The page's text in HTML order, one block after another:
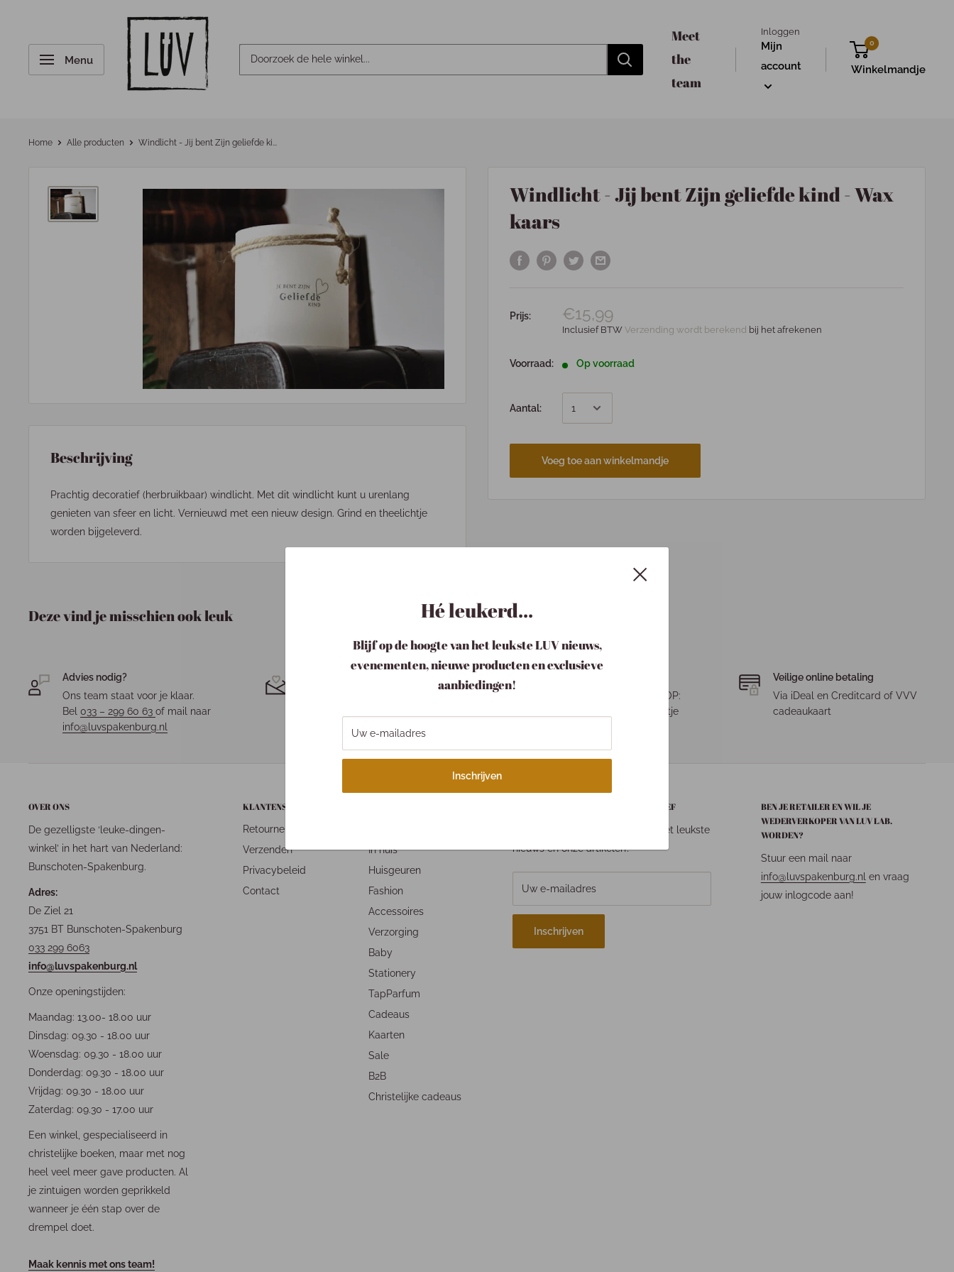
Hé leukerd...
Blijf op de hoogte van het leukste LUV nieuws,
evenementen, nieuwe producten en exclusieve
aanbiedingen!
Uw e-mailadres
Inschrijven
Menu
Meet
the
team
Inloggen
Mijn
account
0
Winkelmandje
Home Alle producten Windlicht - Jij bent Zijn geliefde ki...
Windlicht - Jij bent Zijn geliefde kind - Wax
kaars
Prijs: €15,99
Inclusief BTW Verzending wordt berekend bij het afrekenen
Voorraad: Op voorraad
Aantal:
Voeg toe aan winkelmandje
Beschrijving
Prachtig decoratief (herbruikbaar) windlicht. Met dit windlicht kunt u urenlang
genieten van sfeer en licht. Vernieuwd met een nieuw design. Grind en theelichtje
worden bijgeleverd.
Deze vind je misschien ook leuk
Advies nodig?
Ons team staat voor je klaar.
Bel 033 – 299 60 63 of mail naar
info@luvspakenburg.nl
Binnen 1-3 werkdagen. LET OP:
Wegens drukte kan je pakketje
Veilige online betaling
Via iDeal en Creditcard of VVV
cadeaukaart
OVER ONS
De gezelligste ‘leuke-dingen-
winkel’ in het hart van Nederland:
Bunschoten-Spakenburg.
Adres:
De Ziel 21
3751 BT Bunschoten-Spakenburg
033 299 6063
info@luvspakenburg.nl
Onze openingstijden:
Maandag: 13.00- 18.00 uur
Dinsdag: 09.30 - 18.00 uur
Woensdag: 09.30 - 18.00 uur
Donderdag: 09.30 - 18.00 uur
Vrijdag: 09.30 - 18.00 uur
Zaterdag: 09.30 - 17.00 uur
Een winkel, gespecialiseerd in
christelijke boeken, maar met nog
heel veel meer gave producten. Al
je zintuigen worden geprikkeld
wanneer je één stap over de
drempel doet.
Maak kennis met ons team!
KLANTENSERVICE
Retourneren
Verzenden
Privacybeleid
Contact
In huis
Huisgeuren
Fashion
Accessoires
Verzorging
Baby
Stationery
TapParfum
Cadeaus
Kaarten
Sale
B2B
Christelijke cadeaus
SCHRIJF JE IN VOOR ONZE NIEUWSBRIEF
Wil je op de hoogte blijven van het leukste
nieuws en onze artikelen?
Uw e-mailadres
Inschrijven
BEN JE RETAILER EN WIL JE
WEDERVERKOPER VAN LUV LAB.
WORDEN?
Stuur een mail naar
info@luvspakenburg.nlen vraag
jouw inlogcode aan!